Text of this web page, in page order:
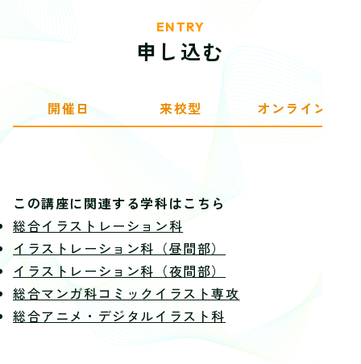
ENTRY
申し込む
開催日 来校型 オンライン
この講座に関連する学科はこちら
総合イラストレーション科
イラストレーション科（昼間部）
イラストレーション科（夜間部）
総合マンガ科コミックイラスト専攻
総合アニメ・デジタルイラスト科